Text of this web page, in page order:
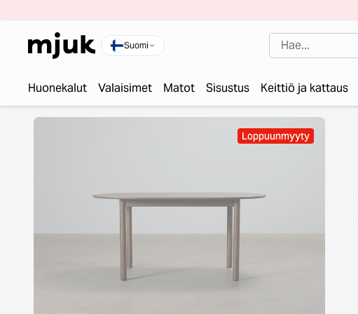
Suomi
Huonekalut Valaisimet Matot Sisustus Keittiö ja kattaus
Loppuunmyyty